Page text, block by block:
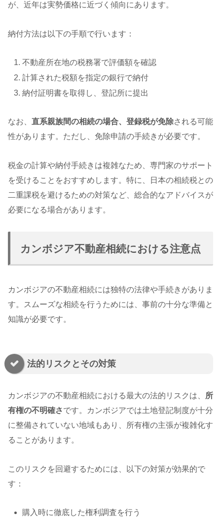
が、近年は実勢価格に近づく傾向にあります。
納付方法は以下の手順で行います：
不動産所在地の税務署で評価額を確認
計算された税額を指定の銀行で納付
納付証明書を取得し、登記所に提出
なお、 直系親族間の相続の場合、登録税が免除される可能
性があります。ただし、免除申請の手続きが必要です。
税金の計算や納付手続きは複雑なため、専門家のサポート
を受けることをおすすめします。特に、日本の相続税との
二重課税を避けるための対策など、総合的なアドバイスが
必要になる場合があります。
カンボジア不動産相続における注意点
カンボジアの不動産相続には独特の法律や手続きがありま
す。スムーズな相続を行うためには、事前の十分な準備と
知識が必要です。
法的リスクとその対策
カンボジアの不動産相続における最大の法的リスクは、
所
有権の不明確さです。カンボジアでは土地登記制度が十分
に整備されていない地域もあり、所有権の主張が複雑化す
ることがあります。
このリスクを回避するためには、以下の対策が効果的で
す：
購入時に徹底した権利調査を行う